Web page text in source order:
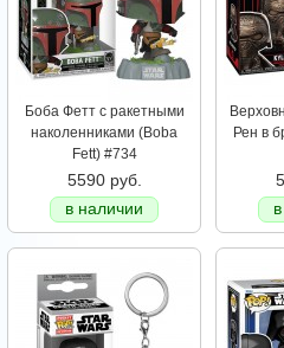
Боба Фетт с ракетными
наколенниками (Boba
Fett) #734
5590 руб.
в наличии
Рен в